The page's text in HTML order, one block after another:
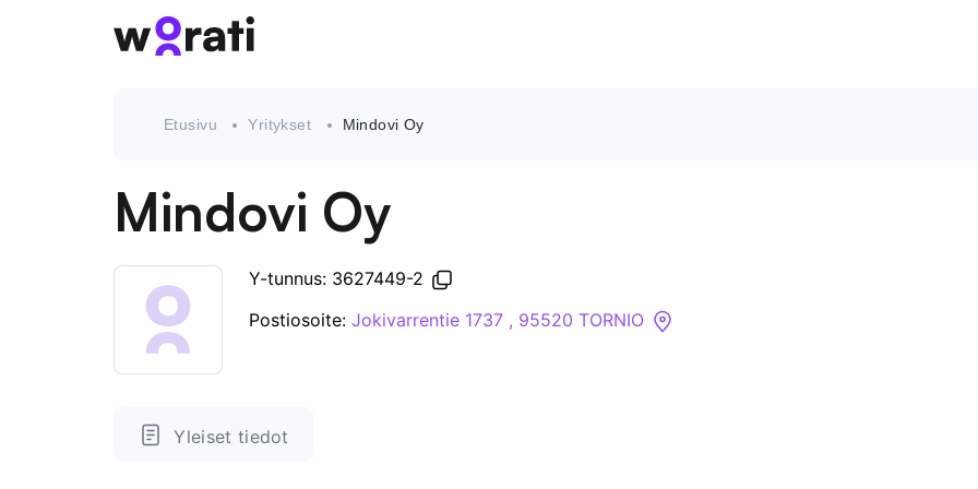
Etusivu Yritykset Mindovi Oy
Mindovi Oy
Y-tunnus: 3627449-2
Postiosoite: Jokivarrentie 1737 , 95520 TORNIO
Yleiset tiedot